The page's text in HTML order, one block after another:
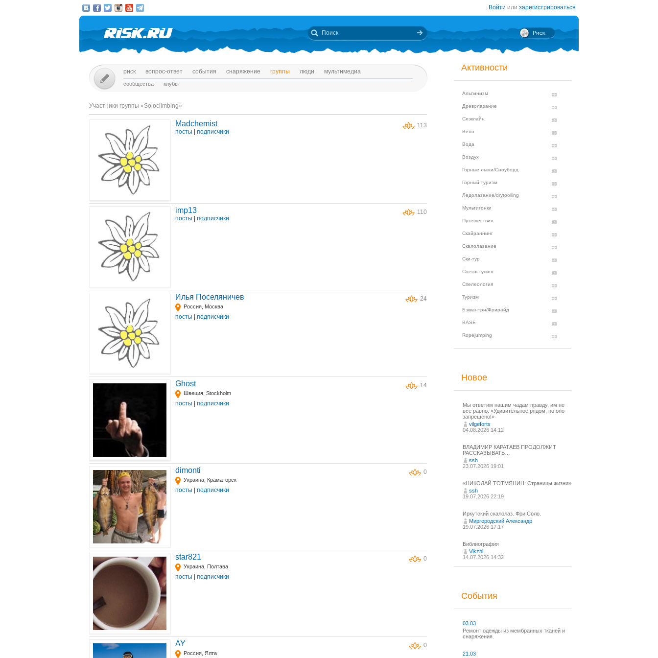
Войти или зарегистрироваться
риск вопрос-ответ события снаряжение группы люди мультимедиа
сообщества клубы
Участники группы «Soloclimbing»
113
Madchemist
посты подписчики
110
imp13
посты подписчики
24
Илья Поселяничев
Россия, Москва
посты подписчики
14
Ghost
Швеция, Stockholm
посты подписчики
0
dimonti
Украина, Краматорск
посты подписчики
0
star821
Украина, Полтава
посты подписчики
0
AY
Россия, Ялта
Активности
Альпинизм
Древолазание
Слэклайн
Вело
Вода
Воздух
Горные лыжи/Сноуборд
Горный туризм
Ледолазание/drytoolling
Мультигонки
Путешествия
Скайраннинг
Скалолазание
Ски-тур
Снегоступинг
Спелеология
Туризм
Бэккантри/Фрирайд
BASE
Ropejumping
Новое
Мы ответим нашим чадам правду, им не
все равно: «Удивительное рядом, но оно
запрещено!»
vilgeforts
04.08.2026 14:12
ВЛАДИМИР КАРАТАЕВ ПРОДОЛЖИТ
РАССКАЗЫВАТЬ…
ssh
23.07.2026 19:01
«НИКОЛАЙ ТОТМЯНИН. Страницы жизни»
ssh
19.07.2026 22:19
Иркутский скалолаз. Фри Соло.
Миргородский Александр
19.07.2026 17:17
Библиография
Vikzhi
14.07.2026 14:32
События
03.03
Ремонт одежды из мембранных тканей и
снаряжения.
21.03